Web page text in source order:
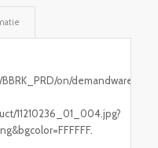
on/
11210236_01_004.jpg?